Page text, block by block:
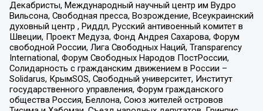
Декабристы, Международный научный центр им Вудро
Вильсона, Свободная пресса, Возрождение, Всеукраинский
духовный центр , Риддл, Русский антивоенный комитет в
Швеции, Проект Медуза, Фонд Андрея Сахарова, Форум
свободной России, Лига Свободных Наций, Transparеncy
International, Форум Свободных Народов ПостРоссии,
Солидарность с гражданским движением в России –
Solidarus, КрымSOS, Свободный университет, Институт
государственного управления, Форум гражданского
общества Россия, Беллона, Союз жителей островов